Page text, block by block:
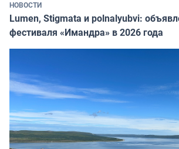
НОВОСТИ
Lumen, Stigmata и polnalyubvi:
фестиваля «Имандра» в 2026 года